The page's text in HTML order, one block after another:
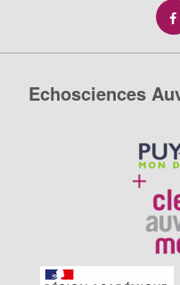
Echosciences